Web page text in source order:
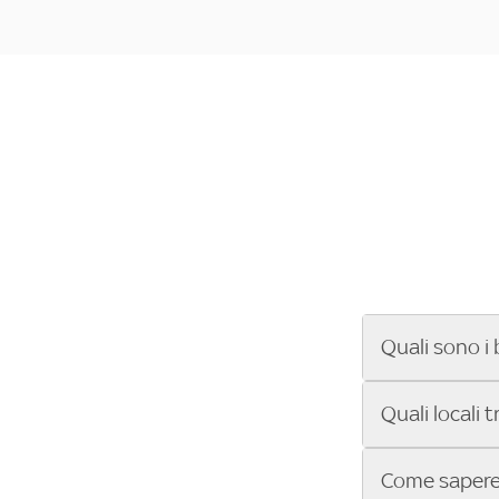
Quali sono i
Se cerchi un
ENILIVE, la
Sky Bar ti
Quali locali
Vuoi sapere
Come